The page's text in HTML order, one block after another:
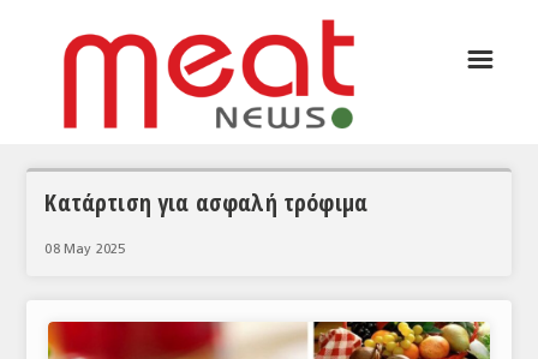
ΑΝΑΛΥΣΕΙΣ
☰
Κατάρτιση για ασφαλή τρόφιμα
08 May 2025